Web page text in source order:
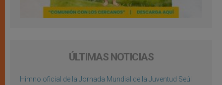
ÚLTIMAS NOTICIAS
Himno oficial de la Jornada Mundial de la Juventud Seúl